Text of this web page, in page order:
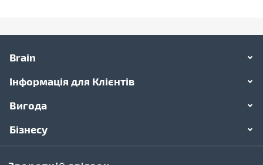
Brain
Інформація для Клієнтів
Вигода
Бізнесу